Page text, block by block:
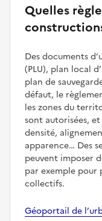
Quelles
Des documents
(PLU), plan local
plan de
défaut, le
les zones du
sont autorisées,
densité,
apparence… Des
peuvent imposer
par exemple pour
collectifs.
Géoportail de